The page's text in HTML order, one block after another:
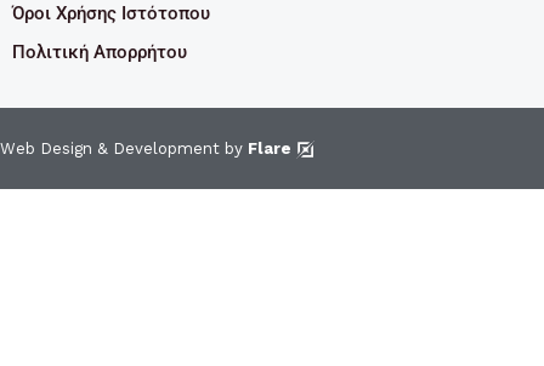
Όροι Χρήσης Ιστότοπου
Πολιτική Απορρήτου
Web Design & Development by Flare